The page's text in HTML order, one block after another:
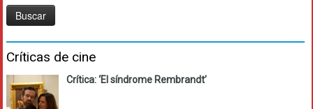
Críticas de cine
Crítica: ‘El síndrome Rembrandt’